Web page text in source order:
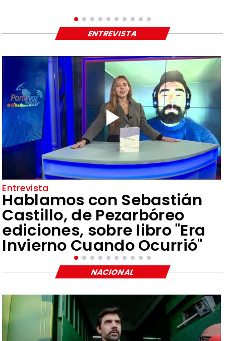
Entrevista
Hablamos con Sebastián
Castillo, de Pezarbóreo
ediciones, sobre libro "Era
Invierno Cuando Ocurrió"
ENTREVISTA
NACIONAL